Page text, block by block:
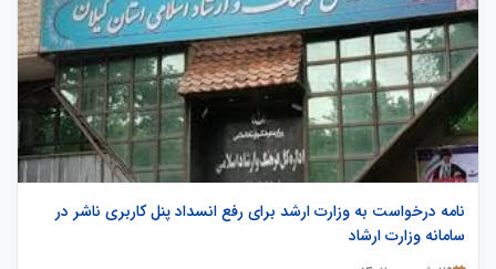
نامه درخواست به وزارت ارشد برای رفع انسداد پنل کاربری ناشر در
سامانه وزارت ارشاد